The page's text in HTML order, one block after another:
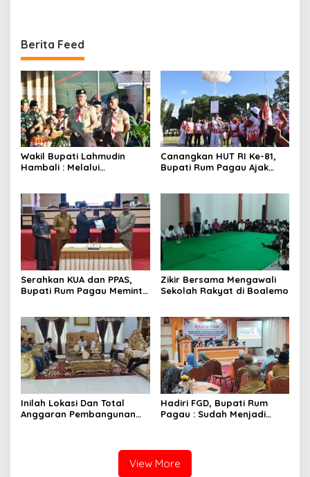
Berita Feed
Wakil Bupati Lahmudin
Hambali : Melalui
Pramuka
Canangkan HUT RI Ke-81,
Bupati Rum Pagau Ajak
Serahkan KUA dan PPAS,
Bupati Rum Pagau Meminta
Zikir Bersama Mengawali
Sekolah Rakyat di Boalemo
Inilah Lokasi Dan Total
Anggaran Pembangunan
Hadiri FGD, Bupati Rum
Pagau : Sudah Menjadi
View More